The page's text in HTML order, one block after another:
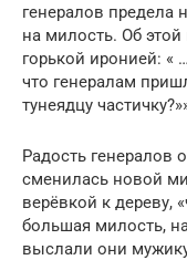
генералов предела
на милость. Об
горькой иронией: «
что генералам
тунеядцу
Радость генералов
сменилась новой
верёвкой к дереву,
большая милость,
выслали они